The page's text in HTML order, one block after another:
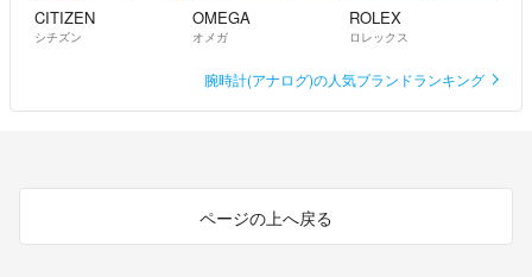
CITIZEN
シチズン
OMEGA
オメガ
ROLEX
ロレックス
腕時計(アナログ)の人気ブランドランキング
ページの上へ戻る